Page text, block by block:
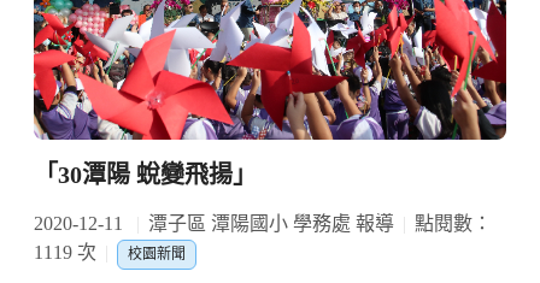
「30潭陽 蛻變飛揚」
2020-12-11 潭子區 潭陽國小 學務處 報導
點閱數：
1119 次
校園新聞